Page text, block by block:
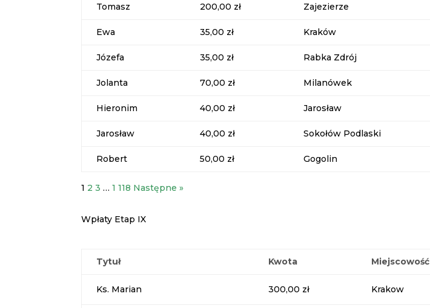
Tomasz 200,00 zł Zajezierze
Ewa 35,00 zł Kraków
Józefa 35,00 zł Rabka Zdrój
Jolanta 70,00 zł Milanówek
Hieronim 40,00 zł Jarosław
Jarosław 40,00 zł Sokołów Podlaski
Robert 50,00 zł Gogolin
1 2 3 … 1 118 Następne »
Wpłaty Etap IX
Tytuł Kwota Miejscowość
Ks. Marian 300,00 zł Krakow